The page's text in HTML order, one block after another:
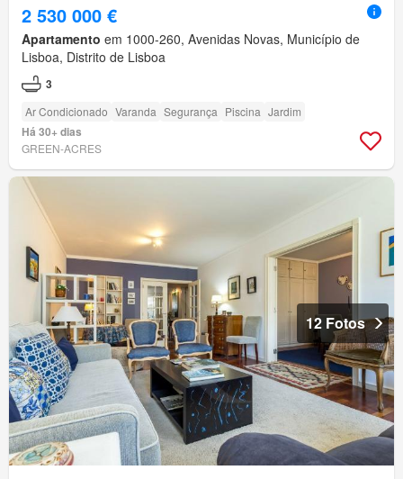
2 530 000 €
Apartamento em 1000-260, Avenidas Novas, Município de
Lisboa, Distrito de Lisboa
3
Ar Condicionado Varanda Segurança Piscina Jardim
Há 30+ dias
GREEN-ACRES
12 Fotos